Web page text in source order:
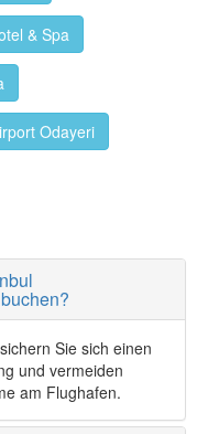
& Spa
Odayeri
Sie sich einen
und vermeiden
am Flughafen.